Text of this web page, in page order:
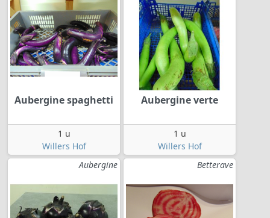
Aubergine spaghetti
1 u
Willers Hof
Aubergine verte
1 u
Willers Hof
Aubergine
Betterave